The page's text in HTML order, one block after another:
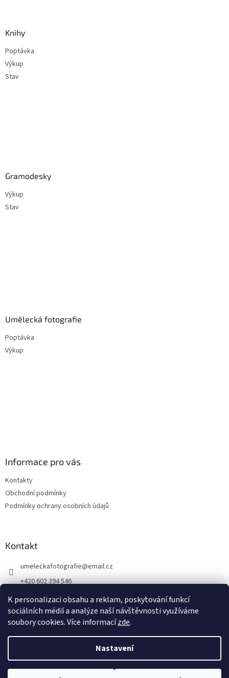
K personalizaci obsahu a reklam, poskytování funkcí
sociálních médií a analýze naší návštěvnosti využíváme
soubory cookies. Více informacízde.
Nastavení
Knihy
Poptávka
Výkup
Stav
Gramodesky
Výkup
Stav
Umělecká fotografie
Poptávka
Výkup
Informace pro vás
Kontakty
Obchodní podmínky
Podmínky ochrany osobních údajů
Kontakt
umeleckafotografie@email.cz
+420 602 394 546
Facebook
Copyright 2026antikvariat.eu. Všechna práva vyhrazena.Upravit